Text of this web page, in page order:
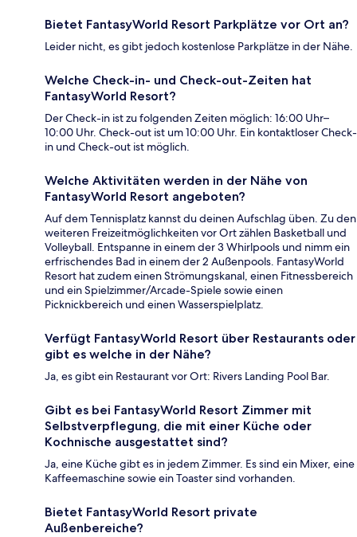
Bietet FantasyWorld Resort Parkplätze vor Ort an?
Leider nicht, es gibt jedoch kostenlose Parkplätze in der Nähe.
Welche Check-in- und Check-out-Zeiten hat
FantasyWorld Resort?
Der Check-in ist zu folgenden Zeiten möglich: 16:00 Uhr–
10:00 Uhr. Check-out ist um 10:00 Uhr. Ein kontaktloser Check-
in und Check-out ist möglich.
Welche Aktivitäten werden in der Nähe von
FantasyWorld Resort angeboten?
Auf dem Tennisplatz kannst du deinen Aufschlag üben. Zu den
weiteren Freizeitmöglichkeiten vor Ort zählen Basketball und
Volleyball. Entspanne in einem der 3 Whirlpools und nimm ein
erfrischendes Bad in einem der 2 Außenpools. FantasyWorld
Resort hat zudem einen Strömungskanal, einen Fitnessbereich
und ein Spielzimmer/Arcade-Spiele sowie einen
Picknickbereich und einen Wasserspielplatz.
Verfügt FantasyWorld Resort über Restaurants oder
gibt es welche in der Nähe?
Ja, es gibt ein Restaurant vor Ort: Rivers Landing Pool Bar.
Gibt es bei FantasyWorld Resort Zimmer mit
Selbstverpflegung, die mit einer Küche oder
Kochnische ausgestattet sind?
Ja, eine Küche gibt es in jedem Zimmer. Es sind ein Mixer, eine
Kaffeemaschine sowie ein Toaster sind vorhanden.
Bietet FantasyWorld Resort private
Außenbereiche?